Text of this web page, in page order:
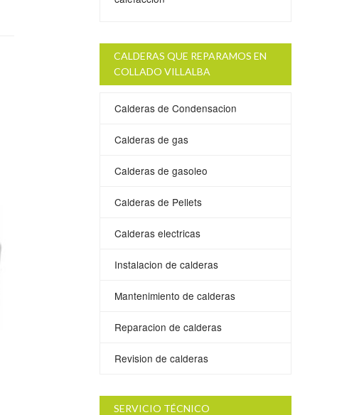
CALDERAS QUE REPARAMOS EN
COLLADO VILLALBA
Calderas de Condensacion
Calderas de gas
Calderas de gasoleo
Calderas de Pellets
Calderas electricas
Instalacion de calderas
Mantenimiento de calderas
Reparacion de calderas
Revision de calderas
SERVICIO TÉCNICO